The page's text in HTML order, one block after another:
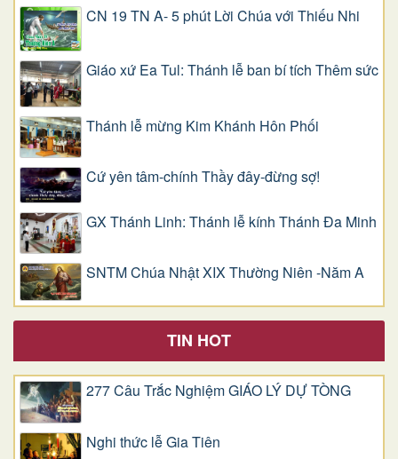
CN 19 TN A- 5 phút Lời Chúa với Thiếu Nhi
Giáo xứ Ea Tul: Thánh lễ ban bí tích Thêm sức
Thánh lễ mừng Kim Khánh Hôn Phối
Cứ yên tâm-chính Thầy đây-đừng sợ!
GX Thánh Linh: Thánh lễ kính Thánh Đa Minh
SNTM Chúa Nhật XIX Thường Niên -Năm A
TIN HOT
277 Câu Trắc Nghiệm GIÁO LÝ DỰ TÒNG
Nghi thức lễ Gia Tiên